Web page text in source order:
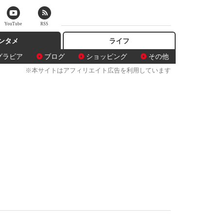
タメ
ラビア
ブログ ショッピング その他
ライフ
※本サイトはアフィリエイト広告を利用しています
YouTube RSS